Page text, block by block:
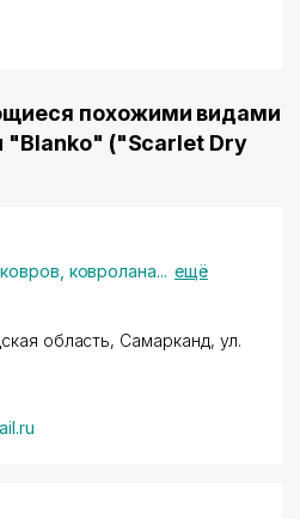
похожими видами
"Blanko" ("Scarlet Dry
ковролана... ещё
область, Самарканд, ул.